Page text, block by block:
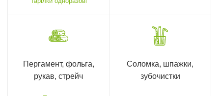
Пергамент, фольга,
рукав, стрейч
Соломка, шпажки,
зубочистки